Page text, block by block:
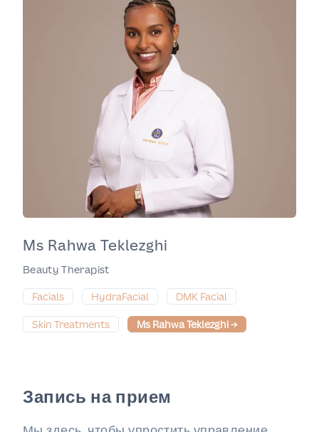
Ms Rahwa Teklezghi
Beauty Therapist
Facials
HydraFacial DMK Facial
Skin Treatments Ms Rahwa Teklezghi→
Запись на прием